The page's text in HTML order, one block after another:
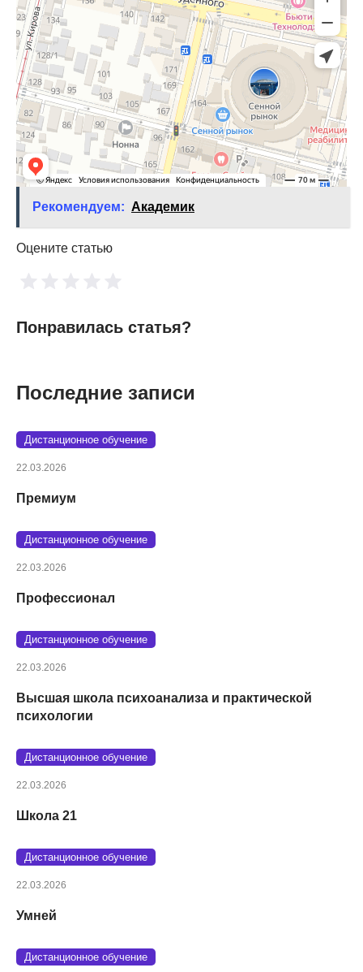
Рекомендуем: Академик
Оцените статью
Понравилась статья?
Последние записи
Дистанционное обучение
22.03.2026
Премиум
Дистанционное обучение
22.03.2026
Профессионал
Дистанционное обучение
22.03.2026
Высшая школа психоанализа и практической
психологии
Дистанционное обучение
22.03.2026
Школа 21
Дистанционное обучение
22.03.2026
Умней
Дистанционное обучение